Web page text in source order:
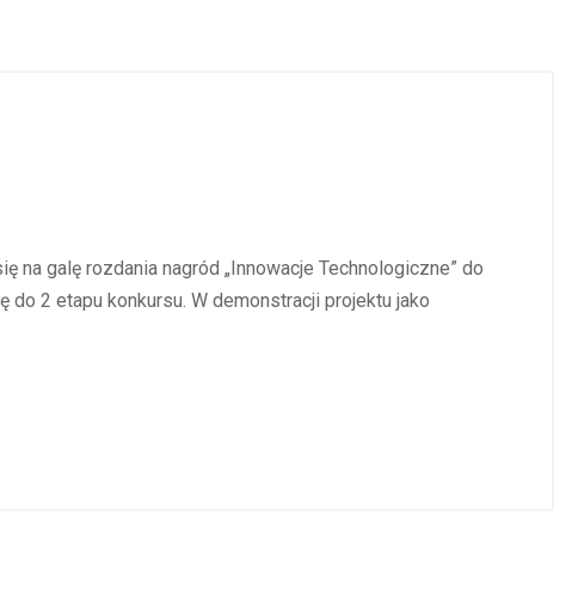
galę rozdania nagród „Innowacje Technologiczne” do
2 etapu konkursu. W demonstracji projektu jako